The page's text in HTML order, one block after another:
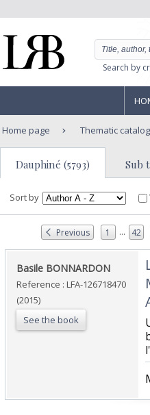
Search by
Home page Thematic
Dauphiné (5793) Sub
Sort by
Previous 1 ... 42
‎Basile BONNARDON‎
Reference : LFA-126718470
(2015)
See the book